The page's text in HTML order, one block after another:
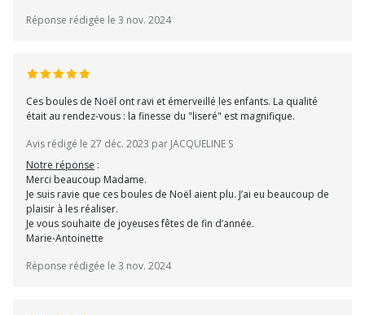
Réponse rédigée le 3 nov. 2024
Ces boules de Noël ont ravi et émerveillé les enfants. La qualité
était au rendez-vous : la finesse du "liseré" est magnifique.
Avis rédigé le 27 déc. 2023 par JACQUELINE S
Notre réponse :
Merci beaucoup Madame.
Je suis ravie que ces boules de Noël aient plu. J’ai eu beaucoup de
plaisir à les réaliser.
Je vous souhaite de joyeuses fêtes de fin d’année.
Marie-Antoinette
Réponse rédigée le 3 nov. 2024